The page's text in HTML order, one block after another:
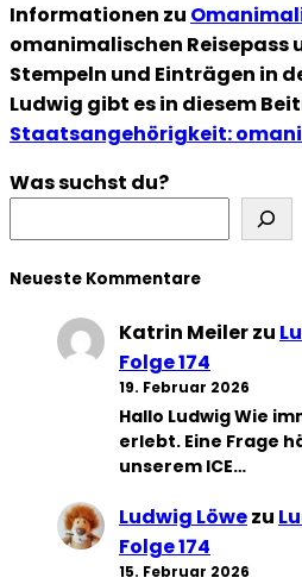
Informationen zu
omanimalischen Reisepass
Stempeln und Einträgen in
Ludwig gibt es in diesem
Staatsangehörigkeit:
Was suchst du?
Neueste Kommentare
Katrin Meilerzu
Folge 174
19. Februar 2026
Hallo Ludwig Wie
erlebt. Eine Frage
unserem ICE…
Ludwig Löwezu
Folge 174
15. Februar 2026